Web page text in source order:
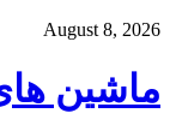
August 8, 2026
ماشین